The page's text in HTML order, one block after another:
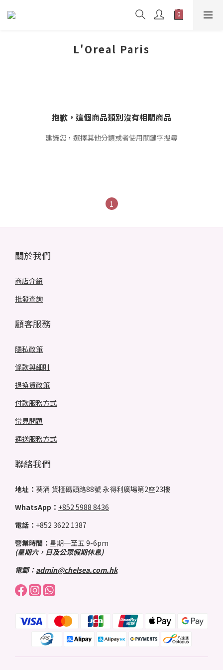
L'Oreal Paris
抱歉，這個商品類別沒有相關商品
建議您，選擇其他分類或者使用關鍵字搜尋
1
關於我們
商店介紹
批發查詢
顧客服務
隱私政策
條款與細則
退換貨政策
付款服務方式
常見問題
運送服務方式
聯絡我們
地址： 葵涌 貨櫃碼頭路88號 永得利廣場第2座23樓
WhatsApp： +852 5988 8436
電話： +852 3622 1387
營業時間： 星期一至五 9-6pm
(星期六，日及公眾假期休息)
電郵： admin@chelsea.com.hk